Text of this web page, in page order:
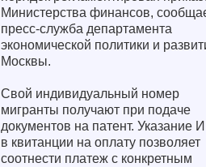
Министерства финансов,
пресс-служба департамента
экономической политики и
Москвы.
Свой индивидуальный номер
мигранты получают при подаче
документов на патент. Указание
в квитанции на оплату позволяет
соотнести платеж с конкретным